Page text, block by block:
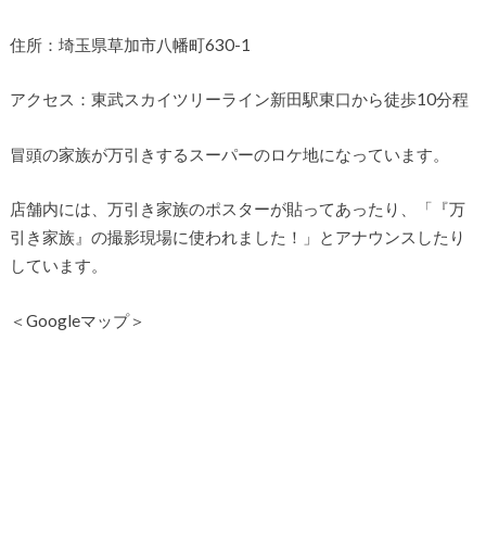
住所：埼玉県草加市八幡町630-1
アクセス：東武スカイツリーライン新田駅東口から徒歩10分程
冒頭の家族が万引きするスーパーのロケ地になっています。
店舗内には、万引き家族のポスターが貼ってあったり、「『万
引き家族』の撮影現場に使われました！」とアナウンスしたり
しています。
＜Googleマップ＞